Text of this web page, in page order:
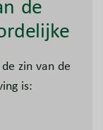
de
zin van de
is: